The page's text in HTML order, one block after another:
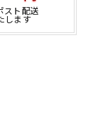
スト配送
します